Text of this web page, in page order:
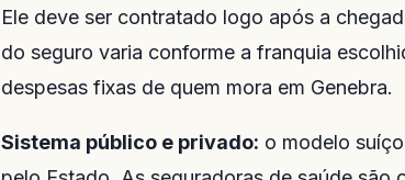
Ele deve ser contratado logo após a
do seguro varia conforme a franquia
despesas fixas de quem mora em Genebra.
Sistema público e privado: o modelo